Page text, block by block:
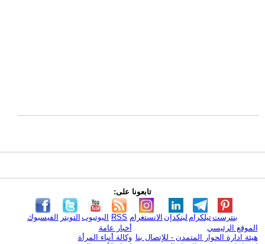
تابعونا على:
الفيسبوك التويتر اليوتيوب RSS الانستغرام لينكدإن تيلكرامبنترست
الموقع الرئيسي
هيئة ادارة الحوار المتمدن - للإتصال بنا
أخبار عامة
وكالة أنباء المرأة